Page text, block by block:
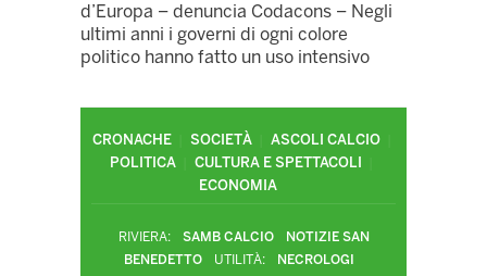
d’Europa – denuncia Codacons – Negli
ultimi anni i governi di ogni colore
politico hanno fatto un uso intensivo
CRONACHE SOCIETÀ
ASCOLI CALCIO
POLITICA
CULTURA E SPETTACOLI
ECONOMIA
RIVIERA: SAMB CALCIO
NOTIZIE SAN
BENEDETTO
UTILITÀ:
NECROLOGI